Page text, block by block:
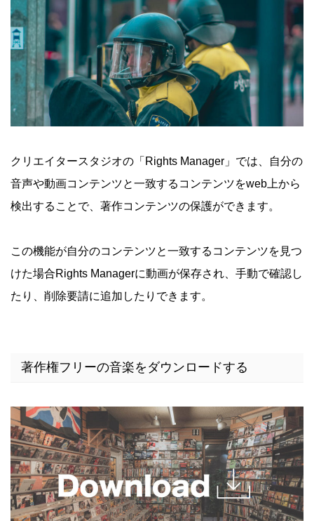
クリエイタースタジオの「Rights Manager」では、自分の
音声や動画コンテンツと一致するコンテンツをweb上から
検出することで、著作コンテンツの保護ができます。
この機能が自分のコンテンツと一致するコンテンツを見つ
けた場合Rights Managerに動画が保存され、手動で確認し
たり、削除要請に追加したりできます。
著作権フリーの音楽をダウンロードする